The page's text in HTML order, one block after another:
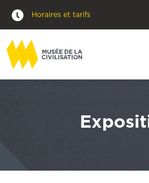
Horaires et tarifs